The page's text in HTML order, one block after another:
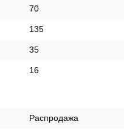
70
135
35
16
Распродажа